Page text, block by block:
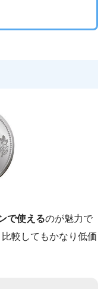
で使えるのが魅力で
較してもかなり低価